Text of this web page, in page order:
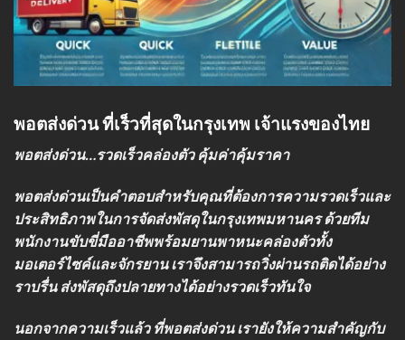
พอตส่งด่วน ที่เร็วที่สุดในกรุงเทพ เจ้าแรงของไทย
พอตส่งด่วน…รวดเร็วคล่องตัว คุ้มค่าคุ้มราคา
พอตส่งด่วนเป็นคำตอบสำหรับคุณที่ต้องการความรวดเร็วและ
ประสิทธิภาพในการจัดส่งพัสดุในกรุงเทพมหานคร ด้วยทีม
พนักงานขับขี่มืออาชีพพร้อมยานพาหนะคล่องตัวทั้ง
มอเตอร์ไซค์และจักรยาน เราจึงสามารถวิ่งผ่านรถติดได้อย่าง
ราบรื่น ส่งพัสดุถึงปลายทางได้อย่างรวดเร็วทันใจ
นอกจากความเร็วแล้ว ที่พอตส่งด่วน เรายังให้ความสำคัญกับ